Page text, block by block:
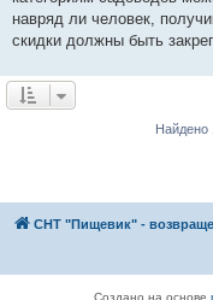
навряд ли человек,
скидки должны быть
Найдено
СНТ "Пищевик" -
Создано на основе